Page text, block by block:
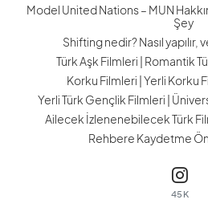
Model United Nations – MUN
Şey
Shifting nedir? Nasıl
Türk Aşk Filmleri | Romantik
Korku Filmleri | Yerli Korku
Yerli Türk Gençlik Filmleri |
Ailecek İzlenenebilecek Türk
Rehbere Kaydetme
45K